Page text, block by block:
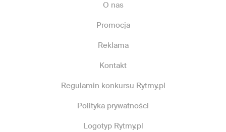
O nas
Promocja
Reklama
Kontakt
Regulamin konkursu Rytmy.pl
Polityka prywatności
Logotyp Rytmy.pl